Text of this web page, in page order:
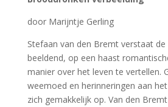
door Marijntje Gerling
Stefaan van den Bremt verstaat
beeldend, op een haast
manier over het leven te vertellen.
weemoed en herinneringen aan
zich gemakkelijk op. Van den